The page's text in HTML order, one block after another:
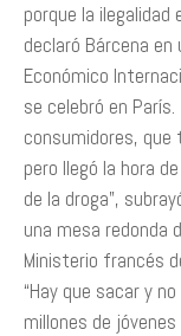
porque la
declaró Bárcena
Económico
se celebró en
consumidores, que
pero llegó la hora
de la droga”,
una mesa redonda
Ministerio francés
“Hay que sacar y
millones de